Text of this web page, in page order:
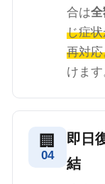
合は
じ症
再対
けます
🏢
04
即日
結